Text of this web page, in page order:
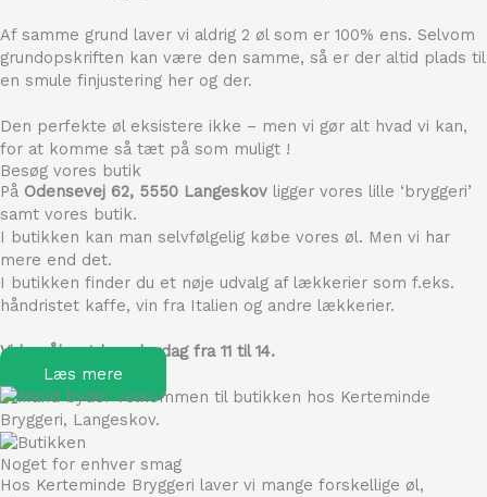
Af samme grund laver vi aldrig 2 øl som er 100% ens. Selvom
grundopskriften kan være den samme, så er der altid plads til
en smule finjustering her og der.
Den perfekte øl eksistere ikke – men vi gør alt hvad vi kan,
for at komme så tæt på som muligt !
Besøg vores butik
På Odensevej 62, 5550 Langeskov ligger vores lille ‘bryggeri’
samt vores butik.
I butikken kan man selvfølgelig købe vores øl. Men vi har
mere end det.
I butikken finder du et nøje udvalg af lækkerier som f.eks.
håndristet kaffe, vin fra Italien og andre lækkerier.
Vi har åbent hver lørdag fra 11 til 14.
Læs mere
Noget for enhver smag
Hos Kerteminde Bryggeri laver vi mange forskellige øl,